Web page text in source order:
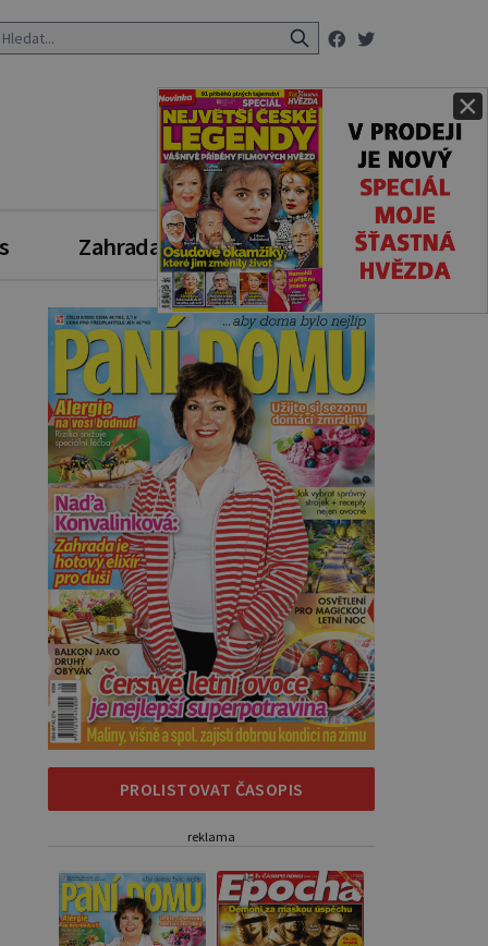
×
Zahrada Zdravý styl
PROLISTOVAT ČASOPIS
reklama